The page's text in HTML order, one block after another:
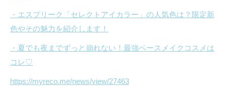
・エスプリーク「セレクトアイカラー」の人気色は？限定新
色やその魅力を紹介します！
・夏でも夜までずっと崩れない！最強ベースメイクコスメは
コレ♡
https://myreco.me/news/view/27463